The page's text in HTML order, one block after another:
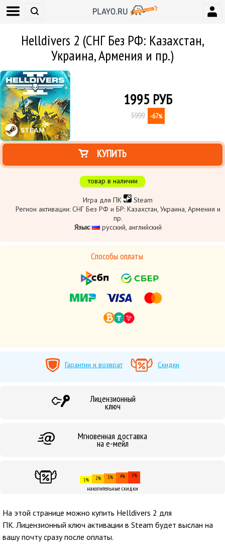
Helldivers 2 (СНГ Без РФ: Казахстан,
Украина, Армения и пр.)
1995РУБ
5999 -67%
КУПИТЬ
товар в наличии
Игра для ПК
Steam
Регион активации: СНГ Без РФ и БР: Казахстан, Украина, Армения и
пр.
Язык:
русский, английский
Способы оплаты
Гарантии и возврат Скидки
Лицензионный
ключ
Мгновенная доставка
на е-мейл
1% 2% 3% 4% 5%
накопительные скидки
На этой странице можно купить Helldivers 2 для
ПК. Лицензионный ключ активации в Steam будет выслан на
вашу почту сразу после оплаты.